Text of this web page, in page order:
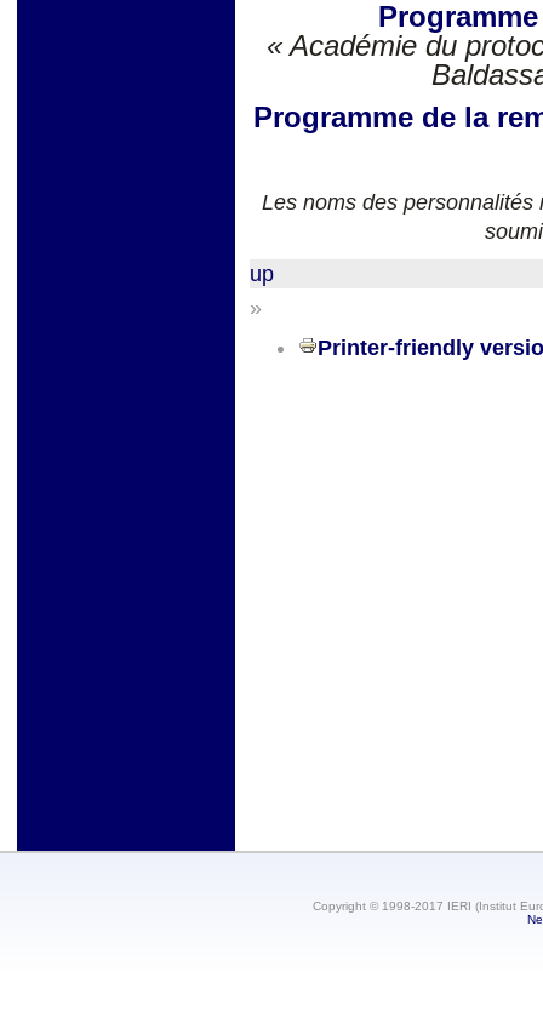
« Académie du
Programme de la
Les noms des
up
»
Printer-friendly
Copyright © 1998-2017 IERI (Institut